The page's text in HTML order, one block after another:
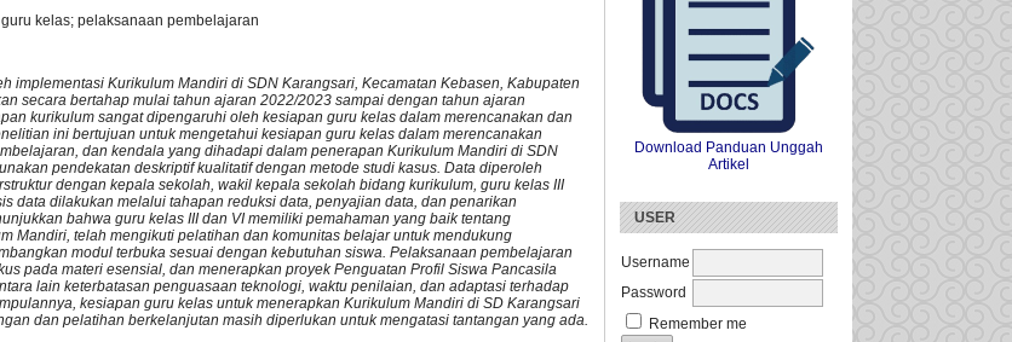
Download Panduan Unggah
Artikel
USER
Username
Password
Remember me
kelas; pelaksanaan pembelajaran
implementasi Kurikulum Mandiri di SDN Karangsari, Kecamatan Kebasen, Kabupaten
secara bertahap mulai tahun ajaran 2022/2023 sampai dengan tahun ajaran
kurikulum sangat dipengaruhi oleh kesiapan guru kelas dalam merencanakan dan
ini bertujuan untuk mengetahui kesiapan guru kelas dalam merencanakan
dan kendala yang dihadapi dalam penerapan Kurikulum Mandiri di SDN
pendekatan deskriptif kualitatif dengan metode studi kasus. Data diperoleh
dengan kepala sekolah, wakil kepala sekolah bidang kurikulum, guru kelas III
data dilakukan melalui tahapan reduksi data, penyajian data, dan penarikan
bahwa guru kelas III dan VI memiliki pemahaman yang baik tentang
Mandiri, telah mengikuti pelatihan dan komunitas belajar untuk mendukung
modul terbuka sesuai dengan kebutuhan siswa. Pelaksanaan pembelajaran
pada materi esensial, dan menerapkan proyek Penguatan Profil Siswa Pancasila
lain keterbatasan penguasaan teknologi, waktu penilaian, dan adaptasi terhadap
kesiapan guru kelas untuk menerapkan Kurikulum Mandiri di SD Karangsari
dan pelatihan berkelanjutan masih diperlukan untuk mengatasi tantangan yang ada.